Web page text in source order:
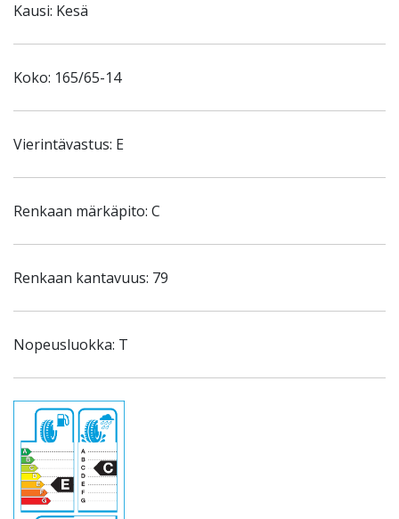
Kausi: Kesä
Koko: 165/65-14
Vierintävastus: E
Renkaan märkäpito: C
Renkaan kantavuus: 79
Nopeusluokka: T